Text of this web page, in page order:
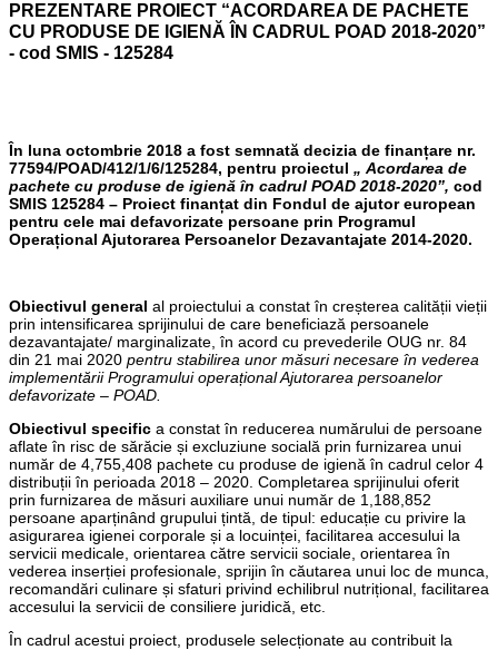
PREZENTARE PROIECT “ACORDAREA DE PACHETE
CU PRODUSE DE IGIENĂ ÎN CADRUL POAD 2018-2020”
- cod SMIS - 125284
În luna octombrie 2018 a fost semnată decizia de finanțare nr.
77594/POAD/412/1/6/125284, pentru proiectul „ Acordarea de
pachete cu produse de igienă în cadrul POAD 2018-2020”, cod
SMIS 125284 – Proiect finanțat din Fondul de ajutor european
pentru cele mai defavorizate persoane prin Programul
Operațional Ajutorarea Persoanelor Dezavantajate 2014-2020.
Obiectivul general al proiectului a constat în creșterea calității vieții
prin intensificarea sprijinului de care beneficiază persoanele
dezavantajate/ marginalizate, în acord cu prevederile OUG nr. 84
din 21 mai 2020 pentru stabilirea unor măsuri necesare în vederea
implementării Programului operațional Ajutorarea persoanelor
defavorizate – POAD.
Obiectivul specific a constat în reducerea numărului de persoane
aflate în risc de sărăcie și excluziune socială prin furnizarea unui
număr de 4,755,408 pachete cu produse de igienă în cadrul celor 4
distribuții în perioada 2018 – 2020. Completarea sprijinului oferit
prin furnizarea de măsuri auxiliare unui număr de 1,188,852
persoane aparținând grupului țintă, de tipul: educație cu privire la
asigurarea igienei corporale și a locuinței, facilitarea accesului la
servicii medicale, orientarea către servicii sociale, orientarea în
vederea inserției profesionale, sprijin în căutarea unui loc de munca,
recomandări culinare și sfaturi privind echilibrul nutrițional, facilitarea
accesului la servicii de consiliere juridică, etc.
În cadrul acestui proiect, produsele selecționate au contribuit la